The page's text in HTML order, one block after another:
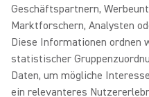
Geschäftspartnern,
Marktforschern, Analysten
Diese Informationen ordnen
statistischer
Daten, um mögliche
ein relevanteres